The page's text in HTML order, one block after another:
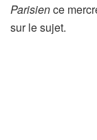
Parisience
sur le sujet.